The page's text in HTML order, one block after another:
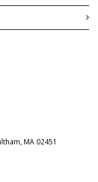
MA 02451